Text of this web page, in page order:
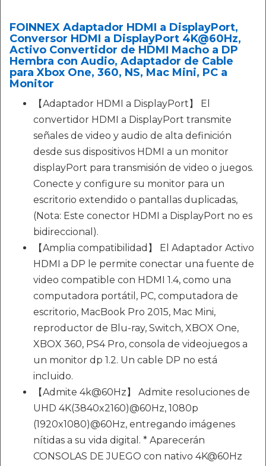
FOINNEX Adaptador HDMI a DisplayPort,
Conversor HDMI a DisplayPort 4K@60Hz,
Activo Convertidor de HDMI Macho a DP
Hembra con Audio, Adaptador de Cable
para Xbox One, 360, NS, Mac Mini, PC a
Monitor
【Adaptador HDMI a DisplayPort】 El
convertidor HDMI a DisplayPort transmite
señales de video y audio de alta definición
desde sus dispositivos HDMI a un monitor
displayPort para transmisión de video o juegos.
Conecte y configure su monitor para un
escritorio extendido o pantallas duplicadas,
(Nota: Este conector HDMI a DisplayPort no es
bidireccional).
【Amplia compatibilidad】 El Adaptador Activo
HDMI a DP le permite conectar una fuente de
video compatible con HDMI 1.4, como una
computadora portátil, PC, computadora de
escritorio, MacBook Pro 2015, Mac Mini,
reproductor de Blu-ray, Switch, XBOX One,
XBOX 360, PS4 Pro, consola de videojuegos a
un monitor dp 1.2. Un cable DP no está
incluido.
【Admite 4k@60Hz】 Admite resoluciones de
UHD 4K(3840x2160)@60Hz, 1080p
(1920x1080)@60Hz, entregando imágenes
nítidas a su vida digital. * Aparecerán
CONSOLAS DE JUEGO con nativo 4K@60Hz